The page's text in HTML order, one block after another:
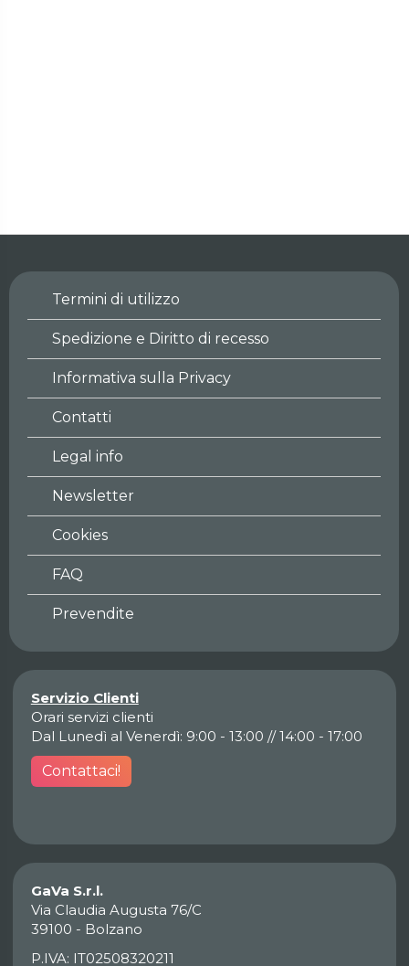
Termini di utilizzo
Spedizione e Diritto di recesso
Informativa sulla Privacy
Contatti
Legal info
Newsletter
Cookies
FAQ
Prevendite
Servizio Clienti
Orari servizi clienti
Dal Lunedì al Venerdì: 9:00 - 13:00 // 14:00 - 17:00
Contattaci!
GaVa S.r.l.
Via Claudia Augusta 76/C
39100 - Bolzano
P.IVA: IT02508320211